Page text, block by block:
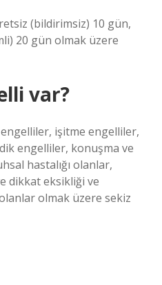
(bildirimsiz) 10 gün,
20 gün olmak üzere
var?
işitme engelliler,
engelliler, konuşma ve
hastalığı olanlar,
dikkat eksikliği ve
olmak üzere sekiz